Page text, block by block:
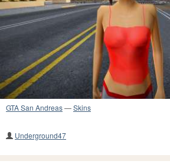
GTA San Andreas—Skins
Underground47